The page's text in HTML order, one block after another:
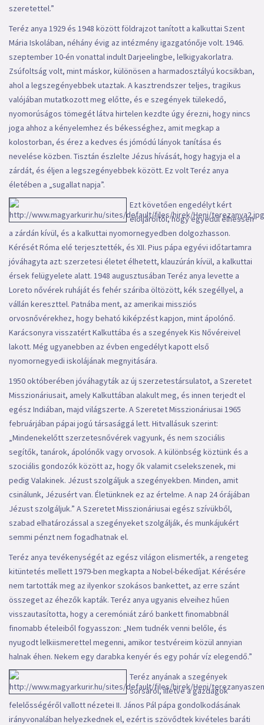
szeretettel.”
Teréz anya 1929 és 1948 között földrajzot tanított a kalkuttai Szent
Mária Iskolában, néhány évig az intézmény igazgatónője volt. 1946.
szeptember 10-én vonattal indult Darjeelingbe, lelkigyakorlatra.
Zsúfoltság volt, mint máskor, különösen a harmadosztályú kocsikban,
ahol a legszegényebbek utaztak. A kasztrendszer teljes, tragikus
valójában mutatkozott meg előtte, és e szegények tülekedő,
nyomorúságos tömegét látva hirtelen kezdte úgy érezni, hogy nincs
joga ahhoz a kényelemhez és békességhez, amit megkap a
kolostorban, és érez a kedves és jómódú lányok tanítása és
nevelése közben. Tisztán észlelte Jézus hívását, hogy hagyja el a
zárdát, és éljen a legszegényebbek között. Ez volt Teréz anya
életében a „sugallat napja”.
Ezt követően engedélyt kért
elöljáróitól, hogy egyedül élhessen
a zárdán kívül, és a kalkuttai nyomornegyedben dolgozhasson.
Kérését Róma elé terjesztették, és XII. Pius pápa egyévi időtartamra
jóváhagyta azt: szerzetesi életet élhetett, klauzúrán kívül, a kalkuttai
érsek felügyelete alatt. 1948 augusztusában Teréz anya levette a
Loreto nővérek ruháját és fehér száriba öltözött, kék szegéllyel, a
vállán kereszttel. Patnába ment, az amerikai missziós
orvosnővérekhez, hogy beható kiképzést kapjon, mint ápolónő.
Karácsonyra visszatért Kalkuttába és a szegények Kis Nővéreivel
lakott. Még ugyanebben az évben engedélyt kapott első
nyomornegyedi iskolájának megnyitására.
1950 októberében jóváhagyták az új szerzetestársulatot, a Szeretet
Misszionáriusait, amely Kalkuttában alakult meg, és innen terjedt el
egész Indiában, majd világszerte. A Szeretet Misszionáriusai 1965
februárjában pápai jogú társasággá lett. Hitvallásuk szerint:
„Mindenekelőtt szerzetesnővérek vagyunk, és nem szociális
segítők, tanárok, ápolónők vagy orvosok. A különbség köztünk és a
szociális gondozók között az, hogy ők valamit cselekszenek, mi
pedig Valakinek. Jézust szolgáljuk a szegényekben. Minden, amit
csinálunk, Jézusért van. Életünknek ez az értelme. A nap 24 órájában
Jézust szolgáljuk.” A Szeretet Misszionáriusai egész szívükből,
szabad elhatározással a szegényeket szolgálják, és munkájukért
semmi pénzt nem fogadhatnak el.
Teréz anya tevékenységét az egész világon elismerték, a rengeteg
kitüntetés mellett 1979-ben megkapta a Nobel-békedíjat. Kérésére
nem tartották meg az ilyenkor szokásos bankettet, az erre szánt
összeget az éhezők kapták. Teréz anya ugyanis elveihez hűen
visszautasította, hogy a ceremóniát záró bankett finomabbnál
finomabb ételeiből fogyasszon: „Nem tudnék venni belőle, és
nyugodt lelkiismerettel megenni, amikor testvéreim közül annyian
halnak éhen. Nekem egy darabka kenyér és egy pohár víz elegendő.”
Teréz anyának a szegények
sorsáról, illetve a gazdagok
felelősségéről vallott nézetei II. János Pál pápa gondolkodásának
irányvonalában helyezkednek el, ezért is szövődtek kivételes baráti